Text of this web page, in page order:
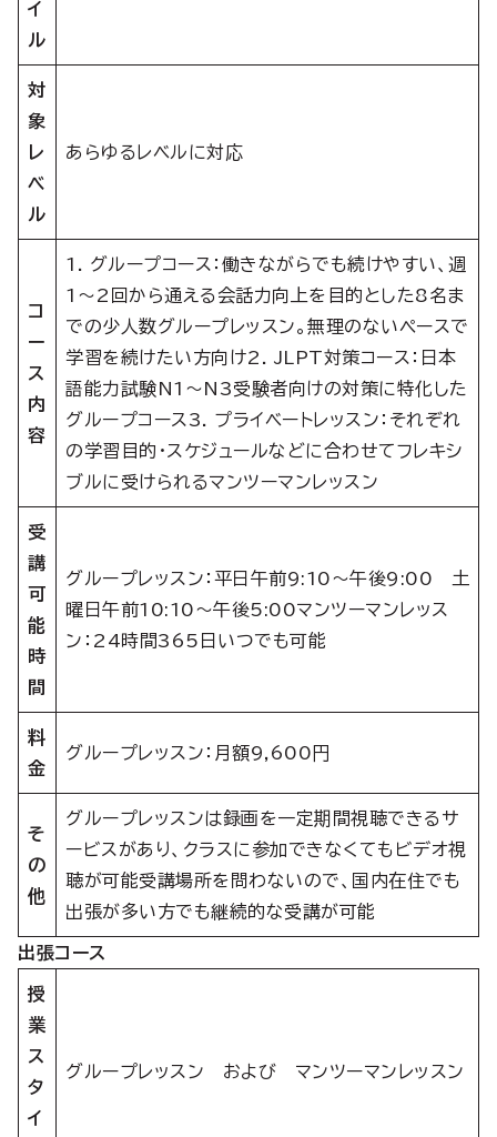
イ
ル
対
象
レ
ベ
ル
あらゆるレベルに対応
コ
ー
ス
内
容
1. グループコース：働きながらでも続けやすい、週
1～2回から通える会話力向上を目的とした8名ま
での少人数グループレッスン。無理のないペースで
学習を続けたい方向け2. JLPT対策コース：日本
語能力試験N1～N3受験者向けの対策に特化した
グループコース3. プライベートレッスン：それぞれ
の学習目的・スケジュールなどに合わせてフレキシ
ブルに受けられるマンツーマンレッスン
受
講
可
能
時
間
グループレッスン：平日午前9:10～午後9:00 土
曜日午前10:10～午後5:00マンツーマンレッス
ン：24時間365日いつでも可能
料
金
グループレッスン：月額9,600円
そ
の
他
グループレッスンは録画を一定期間視聴できるサ
ービスがあり、クラスに参加できなくてもビデオ視
聴が可能受講場所を問わないので、国内在住でも
出張が多い方でも継続的な受講が可能
出張コース
授
業
ス
タ
イ
グループレッスン および マンツーマンレッスン